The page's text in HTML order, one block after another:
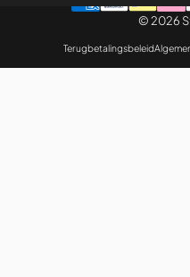
© 2026
Terugbetalingsbeleid